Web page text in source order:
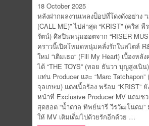
18 October 2025
หลังฝากผลงานเพลงป็อปที่โด่งดังอย่าง “
(CALL ME)” ไปล่าสุด “KRIST” (คริส พี
รัตน์) ศิลปินหนุ่มฮอตจาก “RISER
คราวนี้เปิดโหมดหนุ่มคลั่งรักในสไตล์
ใหม่ “เติมเธอ“ (Fill My Heart) เบื้องหลั
ได้ “THE TOYS” (ทอย ธันวา บุญสูงเนิน
แท่น Producer และ “Marc
จุลเกษม) แต่งเนื้อร้อง พร้อม “KRIST” ยั
หน้าที่ Exclusive Producer MV แถมช
สุดฮอต “น้ำตาล ทิพย์นารี วีรวัฒโนดม”
ให้ MV เติมเต็มไปด้วยรักอีกด้วย …